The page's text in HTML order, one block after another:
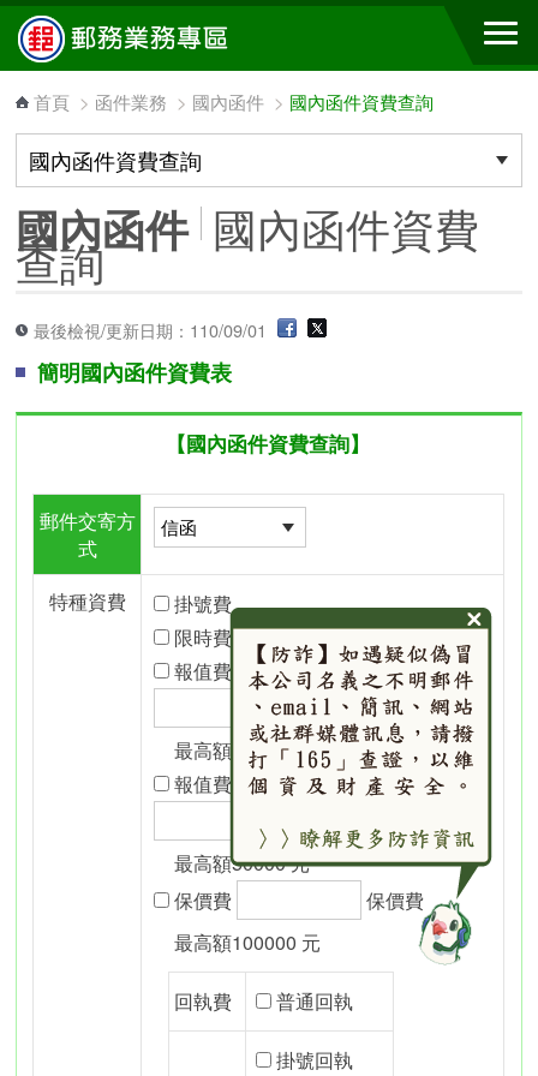
跳到主要內容區塊
首頁 > 函件業務 > 國內函件 > 國內函件資費查詢
國內函件 國內函件資費
查詢
最後檢視/更新日期：110/09/01
簡明國內函件資費表
【國內函件資費查詢】
郵件交寄方
式
特種資費
掛號費
限時費
報值費裝寄法定紙幣(信函)
報值費
最高額10000 元
報值費非裝寄法定紙幣
最高額50000 元
保價費
保價費
最高額100000 元
回執費 普通回執
掛號回執